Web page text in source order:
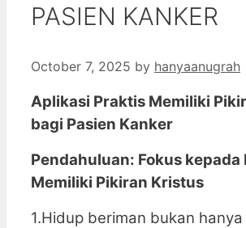
PASIEN KANKER
October 7, 2025 by hanyaanugrah
Aplikasi Praktis Memiliki
bagi Pasien Kanker
Pendahuluan: Fokus kepada
Memiliki Pikiran Kristus
1.Hidup beriman bukan hanya